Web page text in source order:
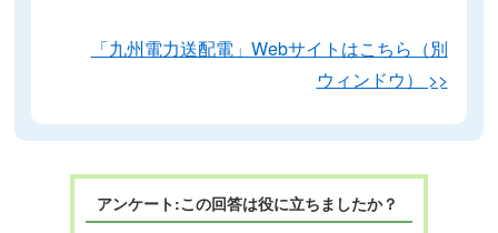
「九州電力送配電」Webサイトはこちら（別
ウィンドウ） >>
アンケート:この回答は役に立ちましたか？